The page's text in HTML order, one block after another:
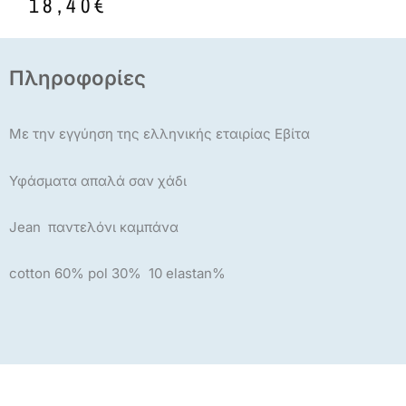
was:
23,00€.
τιμή
είναι:
18,40€.
Πληροφορίες
Με την εγγύηση της ελληνικής εταιρίας Εβίτα
Υφάσματα απαλά σαν χάδι
Jean παντελόνι καμπάνα
cotton 60% pol 30% 10 elastan%